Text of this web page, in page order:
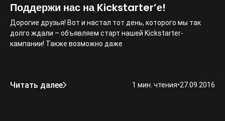
Поддержи нас на Kickstarter’е!
Дорогие друзья! Вот и настал тот день, которого мы так
долго ждали – объявляем старт нашей Kickstarter-
кампании! Также возможно даже
Читать далее 1 мин. чтения•27.09.2016